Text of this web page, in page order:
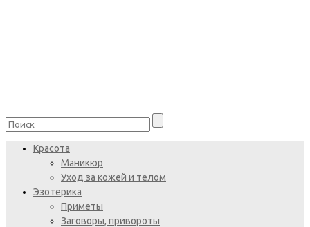
Красота
Маникюр
Уход за кожей и телом
Эзотерика
Приметы
Заговоры, привороты